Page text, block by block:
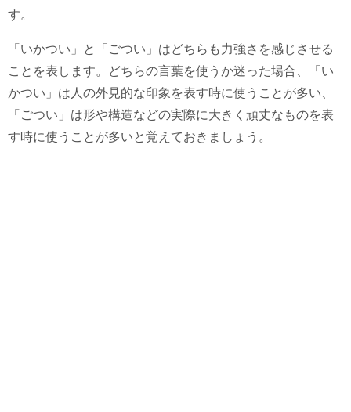
す。
「いかつい」と「ごつい」はどちらも力強さを感じさせる
ことを表します。どちらの言葉を使うか迷った場合、「い
かつい」は人の外見的な印象を表す時に使うことが多い、
「ごつい」は形や構造などの実際に大きく頑丈なものを表
す時に使うことが多いと覚えておきましょう。